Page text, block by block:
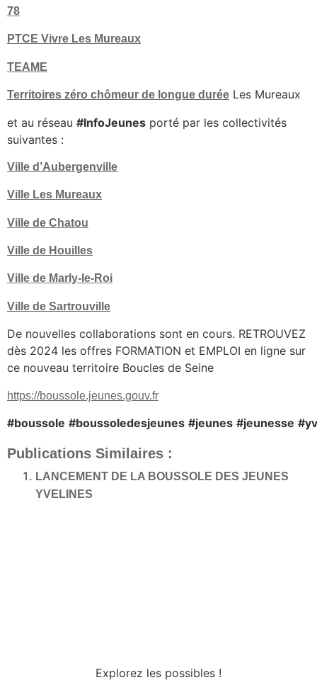
78
PTCE Vivre Les Mureaux
TEAME
Territoires zéro chômeur de longue durée Les Mureaux
et au réseau #InfoJeunes porté par les collectivités
suivantes :
Ville d’Aubergenville
Ville Les Mureaux
Ville de Chatou
Ville de Houilles
Ville de Marly-le-Roi
Ville de Sartrouville
De nouvelles collaborations sont en cours. RETROUVEZ
dès 2024 les offres FORMATION et EMPLOI en ligne sur
ce nouveau territoire Boucles de Seine
https://boussole.jeunes.gouv.fr
#boussole #boussoledesjeunes #jeunes #jeunesse
Publications Similaires :
LANCEMENT DE LA BOUSSOLE DES JEUNES
YVELINES
Explorez les possibles !